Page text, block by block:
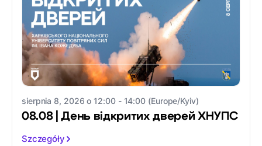
sierpnia 8, 2026 o 12:00 - 14:00 (Europe/Kyiv)
08.08 | День відкритих дверей ХНУПС
Szczegóły